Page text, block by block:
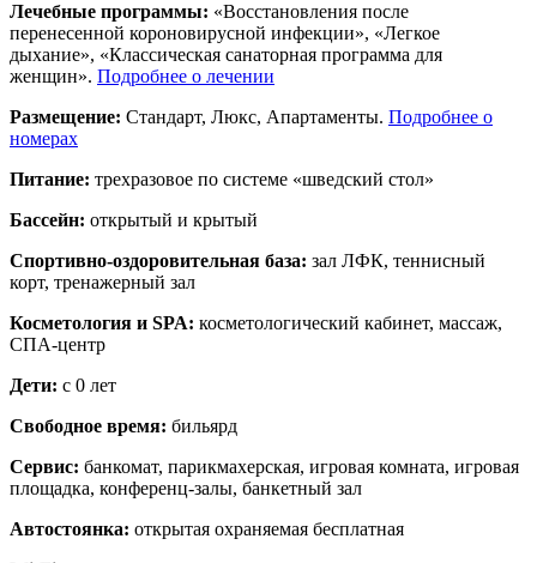
Лечебные программы: «Восстановления после
перенесенной короновирусной инфекции», «Легкое
дыхание», «Классическая санаторная программа для
женщин». Подробнее о лечении
Размещение: Стандарт, Люкс, Апартаменты. Подробнее о
номерах
Питание: трехразовое по системе «шведский стол»
Бассейн: открытый и крытый
Спортивно-оздоровительная база: зал ЛФК, теннисный
корт, тренажерный зал
Косметология и SPA: косметологический кабинет, массаж,
СПА-центр
Дети: с 0 лет
Свободное время: бильярд
Сервис: банкомат, парикмахерская, игровая комната, игровая
площадка, конференц-залы, банкетный зал
Автостоянка: открытая охраняемая бесплатная